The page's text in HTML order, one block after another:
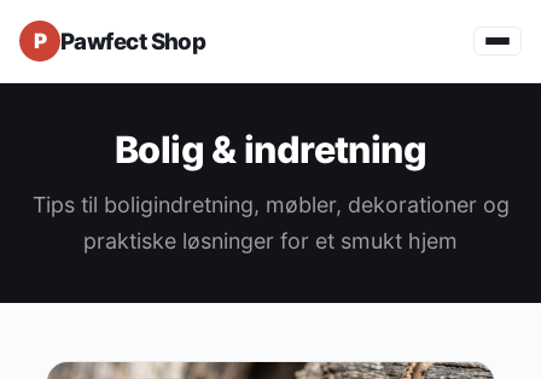
Pawfect Shop
Bolig & indretning
Tips til boligindretning, møbler, dekorationer og
praktiske løsninger for et smukt hjem